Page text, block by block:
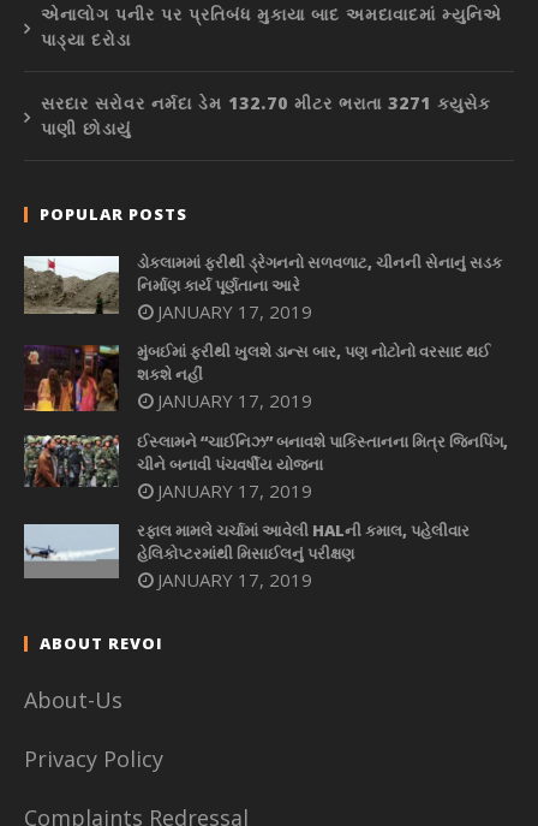
એનાલોગ પનીર પર પ્રતિબંધ મુકાયા બાદ અમદાવાદમાં મ્યુનિએ
પાડ્યા દરોડા
સરદાર સરોવર નર્મદા ડેમ 132.70 મીટર ભરાતા 3271 ક્યુસેક
પાણી છોડાયું
POPULAR POSTS
ડોકલામમાં ફરીથી ડ્રેગનનો સળવળાટ, ચીનની સેનાનું સડક
નિર્માણ કાર્ય પૂર્ણતાના આરે
JANUARY 17, 2019
મુંબઈમાં ફરીથી ખુલશે ડાન્સ બાર, પણ નોટોનો વરસાદ થઈ
શકશે નહીં
JANUARY 17, 2019
ઈસ્લામને “ચાઈનિઝ” બનાવશે પાકિસ્તાનના મિત્ર જિનપિંગ,
ચીને બનાવી પંચવર્ષીય યોજના
JANUARY 17, 2019
રફાલ મામલે ચર્ચામાં આવેલી HALની કમાલ, પહેલીવાર
હેલિકોપ્ટરમાંથી મિસાઈલનું પરીક્ષણ
JANUARY 17, 2019
ABOUT REVOI
About-Us
Privacy Policy
Complaints Redressal